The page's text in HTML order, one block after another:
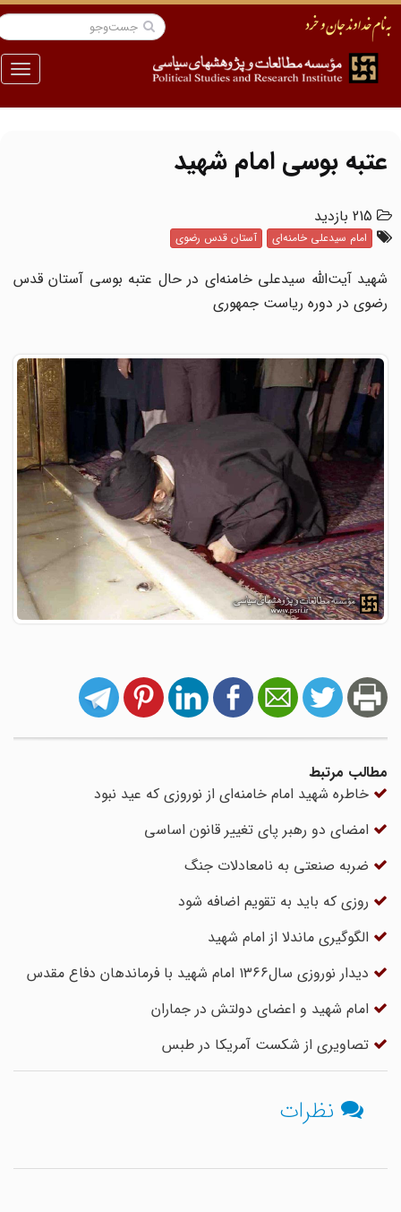
منو
عتبه بوسی امام شهید
215 بازدید
امام سیدعلی خامنه‌ای آستان قدس رضوی
شهید آیت‌الله سیدعلی خامنه‌ای در حال عتبه بوسی آستان قدس
رضوی در دوره ریاست جمهوری
مطالب مرتبط
خاطره شهید امام خامنه‌ای از نوروزی که عید نبود
امضای دو رهبر پای تغییر قانون اساسی
ضربه صنعتی به نامعادلات جنگ
روزی که باید به تقویم اضافه شود
الگوگیری ماندلا از امام شهید
دیدار نوروزی سال۱۳۶۶ امام شهید با فرماندهان دفاع مقدس
امام شهید و اعضای دولتش در جماران
تصاویری از شکست آمریکا در طبس
نظرات